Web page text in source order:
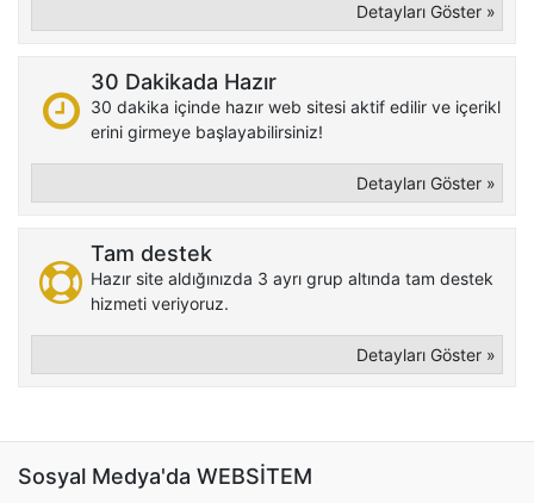
Detayları Göster »
30 Dakikada Hazır
30 dakika içinde hazır web sitesi aktif edilir ve içerikl
erini girmeye başlayabilirsiniz!
Detayları Göster »
Tam destek
Hazır site aldığınızda 3 ayrı grup altında tam destek
hizmeti veriyoruz.
Detayları Göster »
Sosyal Medya'da WEBSİTEM